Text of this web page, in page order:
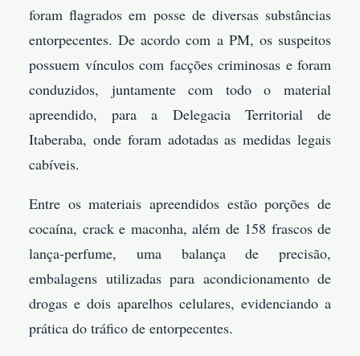
foram flagrados em posse de diversas substâncias
entorpecentes. De acordo com a PM, os suspeitos
possuem vínculos com facções criminosas e foram
conduzidos, juntamente com todo o material
apreendido, para a Delegacia Territorial de
Itaberaba, onde foram adotadas as medidas legais
cabíveis.
Entre os materiais apreendidos estão porções de
cocaína, crack e maconha, além de 158 frascos de
lança-perfume, uma balança de precisão,
embalagens utilizadas para acondicionamento de
drogas e dois aparelhos celulares, evidenciando a
prática do tráfico de entorpecentes.